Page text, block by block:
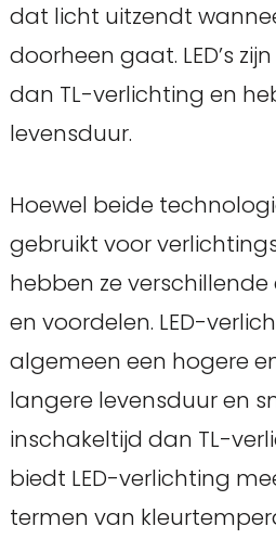
dat licht uitzendt
doorheen gaat. LED’s
dan TL-verlichting en
levensduur.
Hoewel beide
gebruikt voor
hebben ze
en voordelen. LED-
algemeen een hogere
langere levensduur en
inschakeltijd dan TL-
biedt LED-verlichting
termen van